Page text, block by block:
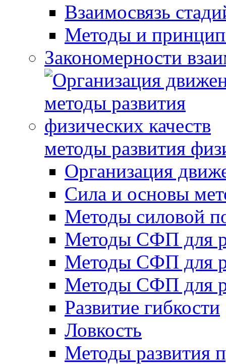
Взаимосвязь
Методы и
Закономерности
методы развития
Организация
Сила и основы
Методы силовой
Методы СФП для
Методы СФП для
Методы СФП для
Развитие гибкости
Ловкость
Методы развития